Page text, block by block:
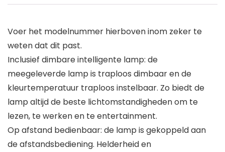
Voer het modelnummer hierboven inom zeker te
weten dat dit past.
Inclusief dimbare intelligente lamp: de
meegeleverde lamp is traploos dimbaar en de
kleurtemperatuur traploos instelbaar. Zo biedt de
lamp altijd de beste lichtomstandigheden om te
lezen, te werken en te entertainment.
Op afstand bedienbaar: de lamp is gekoppeld aan
de afstandsbediening. Helderheid en